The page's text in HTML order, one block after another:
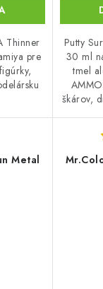
Thinner
pre
Putty
30 ml
tmel
škárov,
Metal